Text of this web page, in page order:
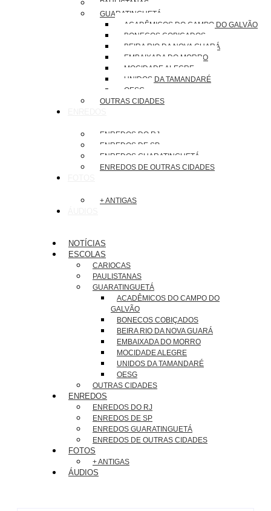
PAULISTANAS
GUARATINGUETÁ
ACADÊMICOS DO CAMPO DO GALVÃO
BONECOS COBIÇADOS
BEIRA RIO DA NOVA GUARÁ
EMBAIXADA DO MORRO
MOCIDADE ALEGRE
UNIDOS DA TAMANDARÉ
OESG
OUTRAS CIDADES
ENREDOS DO RJ
ENREDOS DE SP
ENREDOS GUARATINGUETÁ
ENREDOS DE OUTRAS CIDADES
+ ANTIGAS
NOTÍCIAS
ESCOLAS
CARIOCAS
PAULISTANAS
GUARATINGUETÁ
ACADÊMICOS DO CAMPO DO
GALVÃO
BONECOS COBIÇADOS
BEIRA RIO DA NOVA GUARÁ
EMBAIXADA DO MORRO
MOCIDADE ALEGRE
UNIDOS DA TAMANDARÉ
OESG
OUTRAS CIDADES
ENREDOS
ENREDOS DO RJ
ENREDOS DE SP
ENREDOS GUARATINGUETÁ
ENREDOS DE OUTRAS CIDADES
FOTOS
+ ANTIGAS
ÁUDIOS